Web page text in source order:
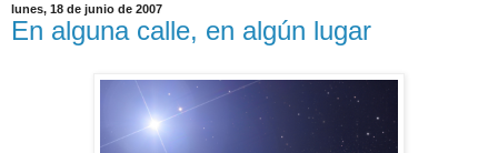
lunes, 18 de junio de 2007
En alguna calle, en algún lugar